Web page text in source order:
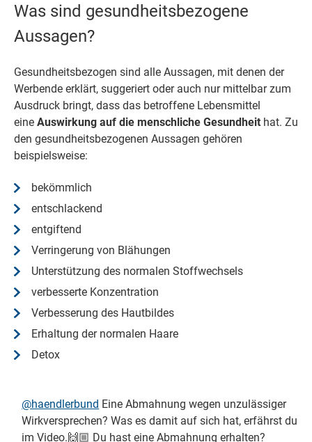
Was sind gesundheitsbezogene
Aussagen?
Gesundheitsbezogen sind alle Aussagen, mit denen der
Werbende erklärt, suggeriert oder auch nur mittelbar zum
Ausdruck bringt, dass das betroffene Lebensmittel
eine Auswirkung auf die menschliche Gesundheit hat. Zu
den gesundheitsbezogenen Aussagen gehören
beispielsweise:
bekömmlich
entschlackend
entgiftend
Verringerung von Blähungen
Unterstützung des normalen Stoffwechsels
verbesserte Konzentration
Verbesserung des Hautbildes
Erhaltung der normalen Haare
Detox
@haendlerbund Eine Abmahnung wegen unzulässiger
Wirkversprechen? Was es damit auf sich hat, erfährst du
im Video.🙌🏼 Du hast eine Abmahnung erhalten?